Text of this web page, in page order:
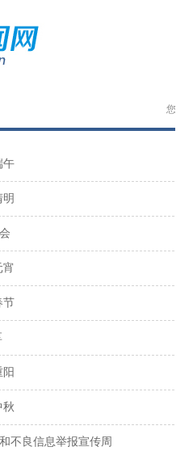
您当
午
明
宵
节
阳
秋
不良信息举报宣传周